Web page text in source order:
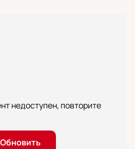
недоступен, повторите
Обновить